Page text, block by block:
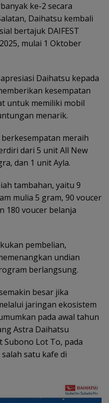
ke-2 secara
Daihatsu kembali
bertajuk DAIFEST
mulai 1 Oktober
Daihatsu kepada
kesempatan
untuk memiliki mobil
menarik.
meraih
dari 5 unit All New
dan 1 unit Ayla.
tambahan, yaitu 9
mulia 5 gram, 90 voucer
180 voucer belanja
pembelian,
undian
berlangsung.
besar jika
jaringan ekosistem
pada awal tahun
Astra Daihatsu
Subono Lot To, pada
satu kafe di